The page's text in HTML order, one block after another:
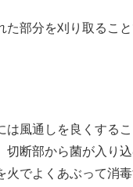
た部分を刈り取るこ
は風通しを良くする
切断部から菌が入り
火でよくあぶって消